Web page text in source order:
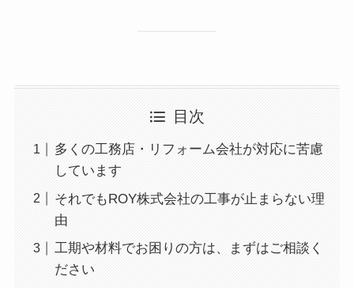
目次
多くの工務店・リフォーム会社が対応に苦慮
しています
それでもROY株式会社の工事が止まらない理
由
工期や材料でお困りの方は、まずはご相談く
ださい